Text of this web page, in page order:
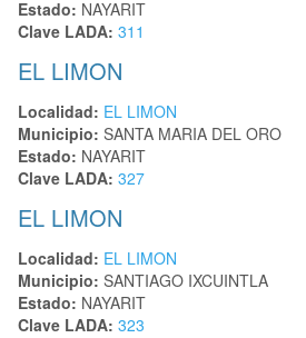
Estado: NAYARIT
Clave LADA: 311
EL LIMON
Localidad: EL LIMON
Municipio: SANTA MARIA DEL ORO
Estado: NAYARIT
Clave LADA: 327
EL LIMON
Localidad: EL LIMON
Municipio: SANTIAGO IXCUINTLA
Estado: NAYARIT
Clave LADA: 323